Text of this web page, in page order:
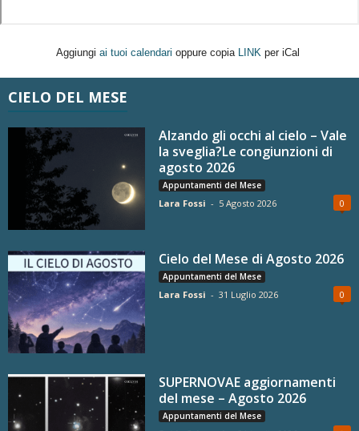
Aggiungi ai tuoi calendari oppure copia LINK per iCal
CIELO DEL MESE
Alzando gli occhi al cielo – Vale
la sveglia?Le congiunzioni di
agosto 2026
Appuntamenti del Mese
Lara Fossi - 5 Agosto 2026 0
Cielo del Mese di Agosto 2026
Appuntamenti del Mese
Lara Fossi - 31 Luglio 2026 0
SUPERNOVAE aggiornamenti
del mese – Agosto 2026
Appuntamenti del Mese